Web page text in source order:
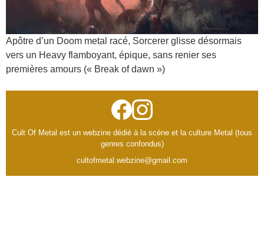
Apôtre d’un Doom metal racé, Sorcerer glisse désormais
vers un Heavy flamboyant, épique, sans renier ses
premières amours (« Break of dawn »)
Cult Of Metal est un webzine dédié à la scène et la culture Metal (tous
genres confondus)
cultofmetal.webzine@gmail.com